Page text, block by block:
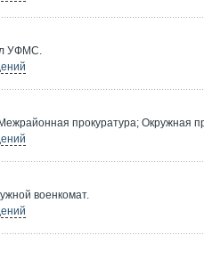
УФМС.
прокуратура; Окружная
военкомат.